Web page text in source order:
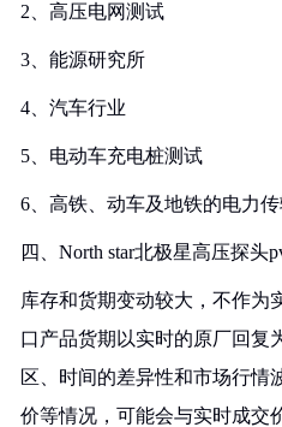
2、高压电网测试
3、能源研究所
4、汽车行业
5、电动车充电桩测试
6、高铁、动车及地铁的电力
四、North star北极星高压探头
库存和货期变动较大，不作为
口产品货期以实时的原厂回复
区、时间的差异性和市场行情
价等情况，可能会与实时成交